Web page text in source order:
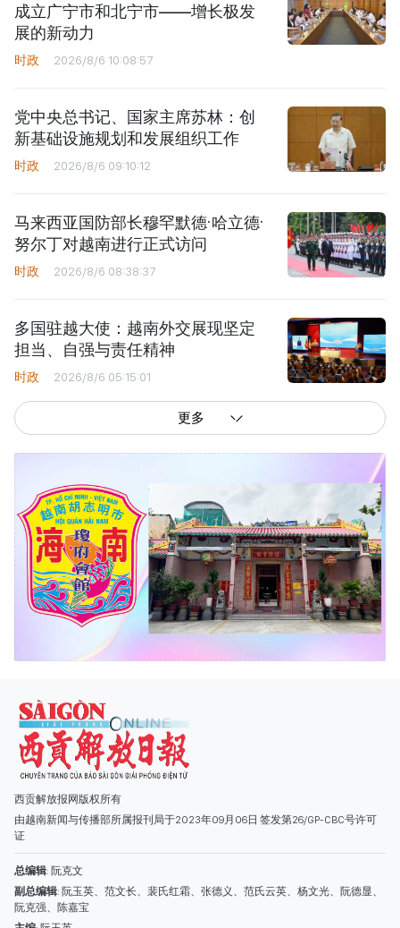
成立广宁市和北宁市——增长极发
展的新动力
时政 2026/8/6 10:08:57
党中央总书记、国家主席苏林：创
新基础设施规划和发展组织工作
时政 2026/8/6 09:10:12
马来西亚国防部长穆罕默德·哈立德·
努尔丁对越南进行正式访问
时政 2026/8/6 08:38:37
多国驻越大使：越南外交展现坚定
担当、自强与责任精神
时政 2026/8/6 05:15:01
更多
西贡解放报网版权所有
由越南新闻与传播部所属报刊局于2023年09月06日 签发第26/GP-CBC号许可
副总编辑: 阮玉英、范文长、裴氏红霜、张德义、范氏云英、杨文光、阮德显、
阮克强、陈嘉宝
主编: 阮玉英
社址: 胡志明市棋盘坊阮氏明开街432-434号
总台: (028) 39294091 - 转 060
热线: 096.558.1888
编辑部: (028) 39294092 - 转 060
电子信箱
广告部
(028) 38334185
quangcaohoavan09@gmail.com;